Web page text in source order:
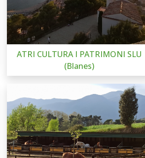
ATRI CULTURA I PATRIMONI SLU
(Blanes)